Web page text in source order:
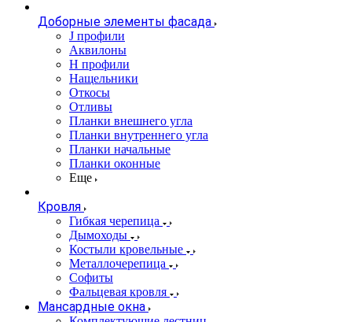
Доборные элементы фасада
J профили
Аквилоны
Н профили
Нащельники
Откосы
Отливы
Планки внешнего угла
Планки внутреннего угла
Планки начальные
Планки оконные
Еще
Кровля
Гибкая черепица
Дымоходы
Костыли кровельные
Металлочерепица
Софиты
Фальцевая кровля
Мансардные окна